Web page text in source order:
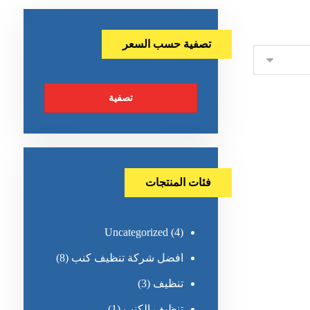
تصفية حسب السعر
تصفية
فئات المنتجات
Uncategorized (4)
افضل شركة تنظيف كنب (8)
تنظيف (3)